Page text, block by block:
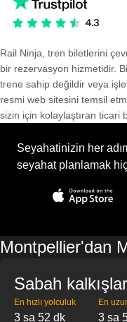
Rail Ninja, tren biletlerini
bir rezervasyon hizmetidir.
trene sahip değildir veya
resmi web sitesini temsil
sizin için kolaylaştıran ticari
Seyahatinizin her
seyahat planlamak
Montpellier'dan
Sabah
En hızlı yolculuk
3 sa 52 dk
En
3 sa